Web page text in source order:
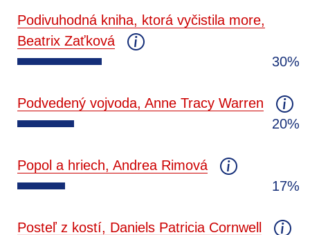
Podivuhodná kniha, ktorá vyčistila more,
Beatrix Zaťková
30%
Podvedený vojvoda, Anne Tracy Warren
20%
Popol a hriech, Andrea Rimová
17%
Posteľ z kostí, Daniels Patricia Cornwell